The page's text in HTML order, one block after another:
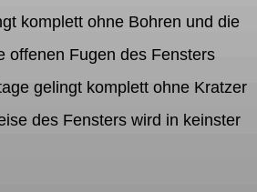
komplett ohne Bohren und die
offenen Fugen des Fensters
gelingt komplett ohne Kratzer
des Fensters wird in keinster